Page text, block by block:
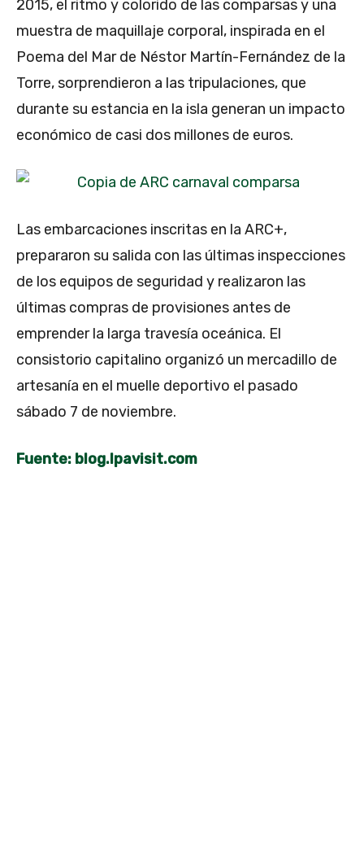
2015, el ritmo y colorido de las comparsas y una
muestra de maquillaje corporal, inspirada en el
Poema del Mar de Néstor Martín-Fernández de la
Torre, sorprendieron a las tripulaciones, que
durante su estancia en la isla generan un impacto
económico de casi dos millones de euros.
Las embarcaciones inscritas en la ARC+,
prepararon su salida con las últimas inspecciones
de los equipos de seguridad y realizaron las
últimas compras de provisiones antes de
emprender la larga travesía oceánica. El
consistorio capitalino organizó un mercadillo de
artesanía en el muelle deportivo el pasado
sábado 7 de noviembre.
Fuente: blog.lpavisit.com